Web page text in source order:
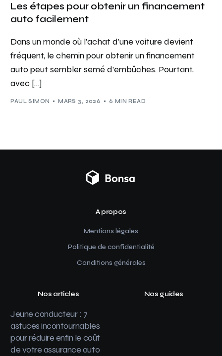
Les étapes pour obtenir un financement
auto facilement
Dans un monde où l’achat d’une voiture devient
fréquent, le chemin pour obtenir un financement
auto peut sembler semé d’embûches. Pourtant,
avec […]
PAUL SIMON MARS 3, 2026 6 MIN READ
A propos
Mentions légales
Politique de confidentialité
Conditions générales
Nos articles
Jeune conducteur : 7
astuces incontournables
pour réduire enfin le coût
de votre assurance auto
Nos guides